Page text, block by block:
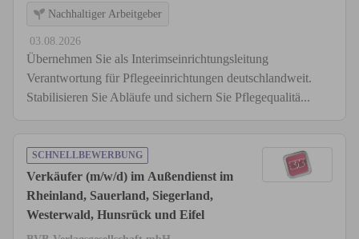
Nachhaltiger Arbeitgeber
03.08.2026
Übernehmen Sie als Interimseinrichtungsleitung
Verantwortung für Pflegeeinrichtungen deutschlandweit.
Stabilisieren Sie Abläufe und sichern Sie Pflegequalitä...
SCHNELLBEWERBUNG
Verkäufer (m/w/d) im Außendienst im
Rheinland, Sauerland, Siegerland,
Westerwald, Hunsrück und Eifel